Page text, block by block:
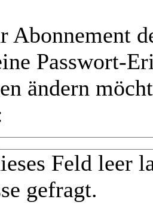
Abonnement
Passwort-
ändern
Feld leer
gefragt.